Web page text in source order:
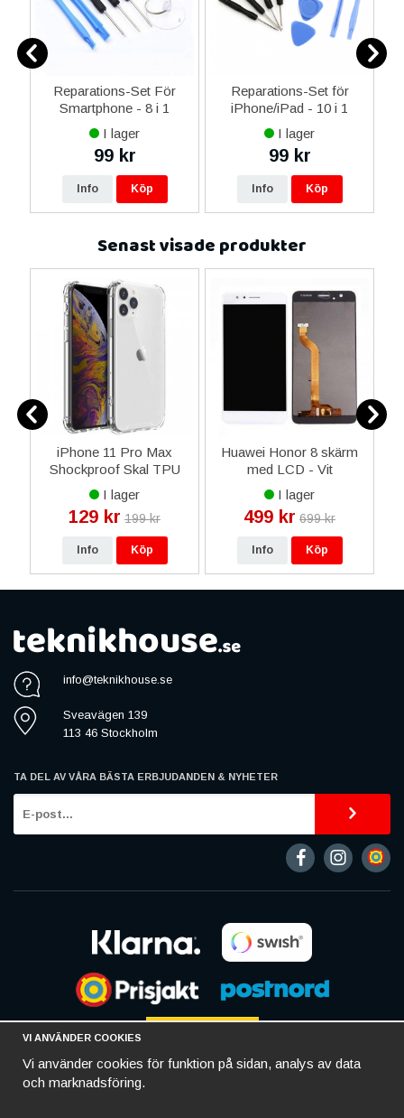
Reparations-Set För
Smartphone - 8 i 1
I lager
99 kr
Info Köp
Reparations-Set för
iPhone/iPad - 10 i 1
I lager
99 kr
Info Köp
Senast visade produkter
iPhone 11 Pro Max
Shockproof Skal TPU
Transparent
I lager
129 kr 199 kr
Info Köp
Huawei Honor 8 skärm
med LCD - Vit
I lager
499 kr 699 kr
Info Köp
info@teknikhouse.se
Sveavägen 139
113 46 Stockholm
TA DEL AV VÅRA BÄSTA ERBJUDANDEN & NYHETER
VI ANVÄNDER COOKIES
Vi använder cookies för funktion på sidan, analys av data
och marknadsföring.